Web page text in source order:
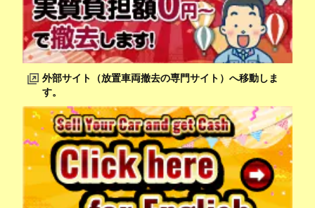
外部サイト（放置車両撤去の専門サイト）へ移動しま
す。